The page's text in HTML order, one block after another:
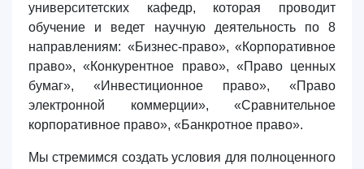
университетских кафедр, которая проводит
обучение и ведет научную деятельность по 8
направлениям: «Бизнес-право», «Корпоративное
право», «Конкурентное право», «Право ценных
бумаг», «Инвестиционное право», «Право
электронной коммерции», «Сравнительное
корпоративное право», «Банкротное право».
Мы стремимся создать условия для полноценного